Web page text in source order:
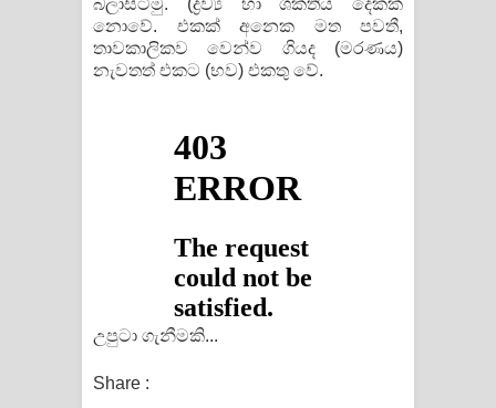
නොවේ. එකක් අනෙක මත පවතී,
තාවකාලිකව වෙන්ව ගියද (මරණය)
නැවතත් එකට (භව) එකතු වේ.
උපුටා ගැනීමකි...
Share :